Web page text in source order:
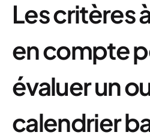
Les critères
en compte
évaluer un
calendrier